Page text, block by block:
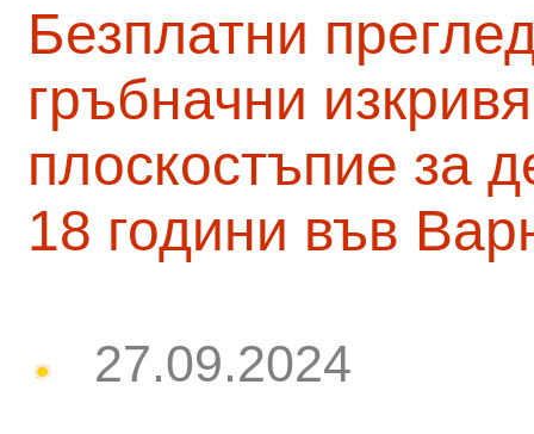
Безплатни
гръбначни
плоскостъпие за
18 години във
27.09.2024